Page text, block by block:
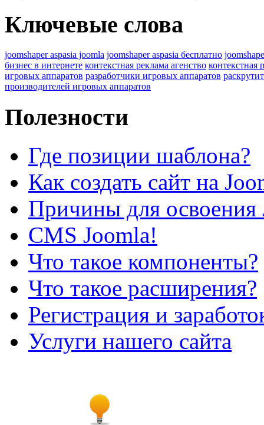
Ключевые слова
joomshaper aspasia joomla joomshaper aspasia бесплатно
бизнес в интернете контекстная реклама агенство контекстная
игровых аппаратов разработчики игровых аппаратов
производителей игровых аппаратов
Полезности
Где позиции шаблона?
Как создать сайт на
Причины для освоения
CMS Joomla!
Что такое компоненты?
Что такое расширения?
Регистрация и
Услуги нашего сайта